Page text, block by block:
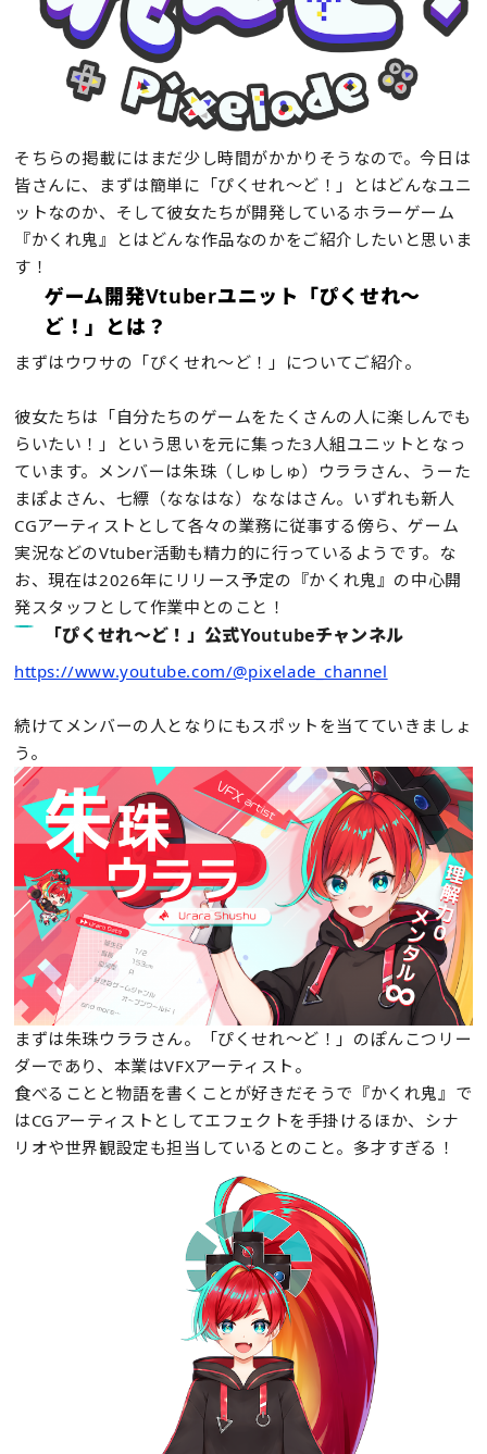
そちらの掲載にはまだ少し時間がかかりそうなので。今日は
皆さんに、まずは簡単に「ぴくせれ～ど！」とはどんなユニ
ットなのか、そして彼女たちが開発しているホラーゲーム
『かくれ鬼』とはどんな作品なのかをご紹介したいと思いま
す！
ゲーム開発Vtuberユニット「ぴくせれ～
ど！」とは？
まずはウワサの「ぴくせれ～ど！」についてご紹介。
彼女たちは「自分たちのゲームをたくさんの人に楽しんでも
らいたい！」という思いを元に集った3人組ユニットとなっ
ています。メンバーは朱珠（しゅしゅ）ウララさん、うーた
まぽよさん、七縹（ななはな）ななはさん。いずれも新人
CGアーティストとして各々の業務に従事する傍ら、ゲーム
実況などのVtuber活動も精力的に行っているようです。な
お、現在は2026年にリリース予定の『かくれ鬼』の中心開
発スタッフとして作業中とのこと！
「ぴくせれ～ど！」公式Youtubeチャンネル
https://www.youtube.com/@pixelade_channel
続けてメンバーの人となりにもスポットを当てていきましょ
う。
まずは朱珠ウララさん。「ぴくせれ～ど！」のぽんこつリー
ダーであり、本業はVFXアーティスト。
食べることと物語を書くことが好きだそうで『かくれ鬼』で
はCGアーティストとしてエフェクトを手掛けるほか、シナ
リオや世界観設定も担当しているとのこと。多才すぎる！